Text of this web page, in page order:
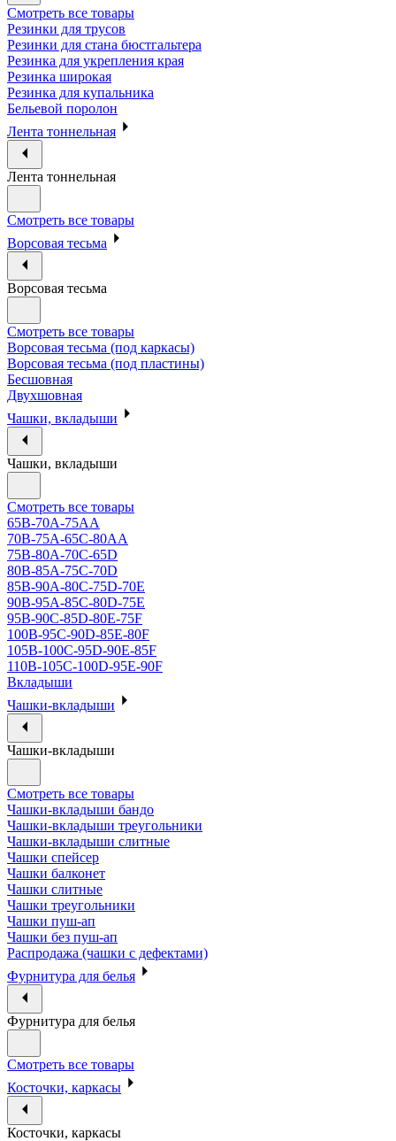
Смотреть все товары
Резинки для трусов
Резинки для стана бюстгальтера
Резинка для укрепления края
Резинка широкая
Резинка для купальника
Бельевой поролон
Лента тоннельная
Лента тоннельная
Смотреть все товары
Ворсовая тесьма
Ворсовая тесьма
Смотреть все товары
Ворсовая тесьма (под каркасы)
Ворсовая тесьма (под пластины)
Бесшовная
Двухшовная
Чашки, вкладыши
Чашки, вкладыши
Смотреть все товары
65B-70A-75АА
70В-75А-65С-80АА
75В-80А-70С-65D
80В-85А-75С-70D
85В-90А-80С-75D-70E
90B-95A-85C-80D-75E
95B-90C-85D-80E-75F
100B-95C-90D-85E-80F
105B-100C-95D-90E-85F
110B-105C-100D-95E-90F
Вкладыши
Чашки-вкладыши
Чашки-вкладыши
Смотреть все товары
Чашки-вкладыши бандо
Чашки-вкладыши треугольники
Чашки-вкладыши слитные
Чашки спейсер
Чашки балконет
Чашки слитные
Чашки треугольники
Чашки пуш-ап
Чашки без пуш-ап
Распродажа (чашки с дефектами)
Фурнитура для белья
Фурнитура для белья
Смотреть все товары
Косточки, каркасы
Косточки, каркасы